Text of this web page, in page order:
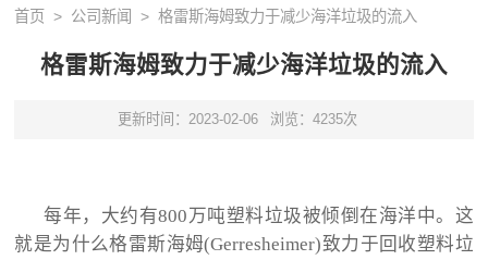
首页 > 公司新闻 > 格雷斯海姆致力于减少海洋垃圾的流入
格雷斯海姆致力于减少海洋垃圾的流入
更新时间：2023-02-06 浏览：4235次
每年，大约有800万吨塑料垃圾被倾倒在海洋中。这
就是为什么格雷斯海姆(Gerresheimer)致力于回收塑料垃